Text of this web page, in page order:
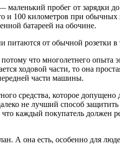
маленький пробег от
и 100 километров при
батареей на обочине.
питаются от обычной розетки в
что многолетнего опыта
ходовой части, то она
части машины.
средства, которое
не лучший способ
каждый покупатель должен
А она есть, особенно для